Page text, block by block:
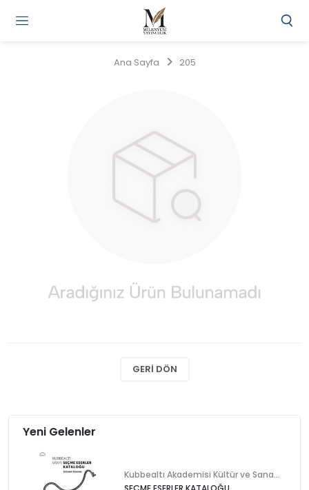
Ana Sayfa 205
GERI DÖN
Yeni Gelenler